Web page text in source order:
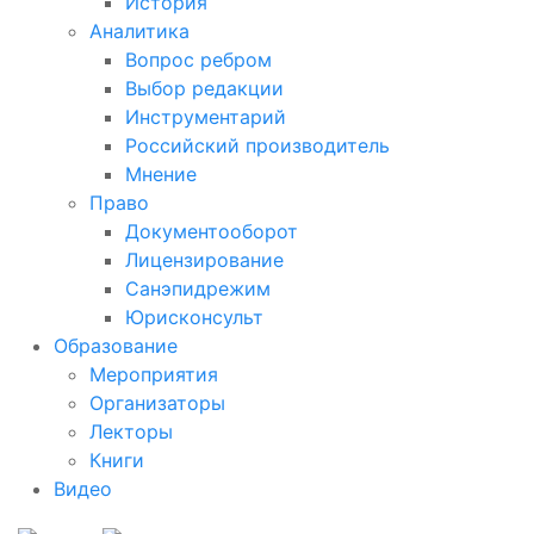
Аналитика
Вопрос ребром
Выбор редакции
Инструментарий
Российский производитель
Мнение
Право
Документооборот
Лицензирование
Санэпидрежим
Юрисконсульт
Образование
Мероприятия
Организаторы
Лекторы
Книги
Видео